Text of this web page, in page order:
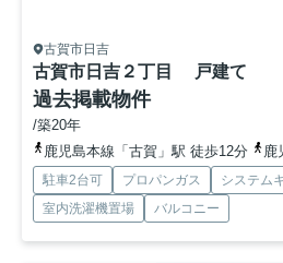
古賀市日吉
古賀市日吉２丁目 戸建て
過去掲載物件
/築20年
鹿児島本線「古賀」駅 徒歩12分
鹿
駐車2台可 プロパンガス システム
室内洗濯機置場
バルコニー